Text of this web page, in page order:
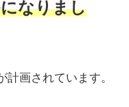
なりまし
画されています。